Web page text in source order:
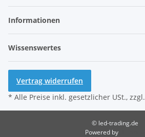
Informationen
Wissenswertes
Vertrag widerrufen
* Alle Preise inkl. gesetzlicher USt., zzgl.
© led-trading.de
Powered by